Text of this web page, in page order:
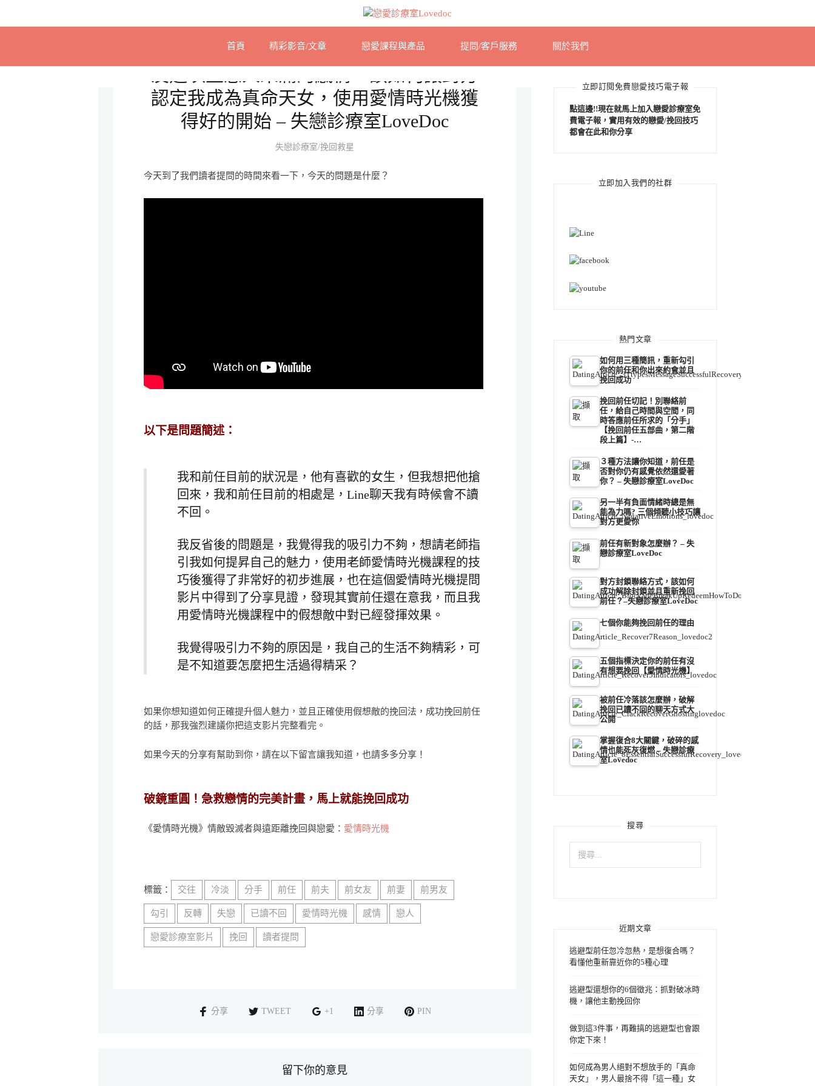
首頁 精彩影音/文章 戀愛課程與產品 提問/客戶服務 關於我們
認定我成為真命天女，使用愛情時光機獲
得好的開始 – 失戀診療室LoveDoc
失戀診療室/挽回救星
今天到了我們讀者提問的時間來看一下，今天的問題是什麼？
以下是問題簡述：
我和前任目前的狀況是，他有喜歡的女生，但我想把他搶
回來，我和前任目前的相處是，Line聊天我有時候會不讀
不回。
我反省後的問題是，我覺得我的吸引力不夠，想請老師指
引我如何提昇自己的魅力，使用老師愛情時光機課程的技
巧後獲得了非常好的初步進展，也在這個愛情時光機提問
影片中得到了分享見證，發現其實前任還在意我，而且我
用愛情時光機課程中的假想敵中對已經發揮效果。
我覺得吸引力不夠的原因是，我自己的生活不夠精彩，可
是不知道要怎麼把生活過得精采？
如果你想知道如何正確提升個人魅力，並且正確使用假想敵的挽回法，成功挽回前任
的話，那我強烈建議你把這支影片完整看完。
如果今天的分享有幫助到你，請在以下留言讓我知道，也請多多分享！
破鏡重圓！急救戀情的完美計畫，馬上就能挽回成功
《愛情時光機》情敵毀滅者與遠距離挽回與戀愛： 愛情時光機
標籤： 交往 冷淡 分手 前任 前夫 前女友 前妻 前男友
勾引 反轉 失戀 已讀不回 愛情時光機 感情 戀人
戀愛診療室影片 挽回 讀者提問
分享 TWEET +1 分享 PIN
留下你的意見
立即訂閱免費戀愛技巧電子報
點這邊!!現在就馬上加入戀愛診療室免
費電子報，實用有效的戀愛/挽回技巧
都會在此和你分享
立即加入我們的社群
熱門文章
如何用三種簡訊，重新勾引
你的前任和你出來約會並且
挽回成功
挽回前任切記！別聯絡前
任，給自己時間與空間，同
時答應前任所求的「分手」
【挽回前任五部曲，第二階
段上篇】-…
３種方法讓你知道，前任是
否對你仍有感覺依然還愛著
你？ – 失戀診療室LoveDoc
另一半有負面情緒時總是無
能為力嗎? 三個傾聽小技巧讓
對方更愛你
前任有新對象怎麼辦？ – 失
戀診療室LoveDoc
對方封鎖聯絡方式，該如何
成功解除封鎖並且重新挽回
前任？–失戀診療室LoveDoc
七個你能夠挽回前任的理由
五個指標決定你的前任有沒
有想要挽回【愛情時光機】
被前任冷落該怎麼辦，破解
挽回已讀不回的聊天方式大
公開
掌握復合8大關鍵，破碎的感
情也能死灰復燃 – 失戀診療
室Lovedoc
搜尋
搜
鍵
近期文章
逃避型前任忽冷忽熱，是想復合嗎？
看懂他重新靠近你的5種心理
逃避型還想你的6個徵兆：抓對破冰時
機，讓他主動挽回你
做到這3件事，再難搞的逃避型也會跟
你定下來！
如何成為男人絕對不想放手的「真命
天女」，男人最捨不得「這一種」女